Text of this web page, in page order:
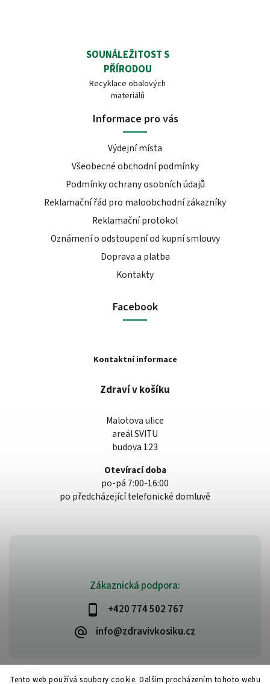
Tento web používá soubory cookie. Dalším procházením tohoto webu
SOUNÁLEŽITOST S
PŘÍRODOU
Recyklace obalových
materiálů
Zákaznická podpora:
+420 774 502 767
info@zdravivkosiku.cz
Informace pro vás
Výdejní místa
Všeobecné obchodní podmínky
Podmínky ochrany osobních údajů
Reklamační řád pro maloobchodní zákazníky
Reklamační protokol
Oznámení o odstoupení od kupní smlouvy
Doprava a platba
Kontakty
Facebook
Kontaktní informace
Zdraví v košíku
Malotova ulice
areál SVITU
budova 123
Otevírací doba
po-pá 7:00-16:00
po předcházející telefonické domluvě